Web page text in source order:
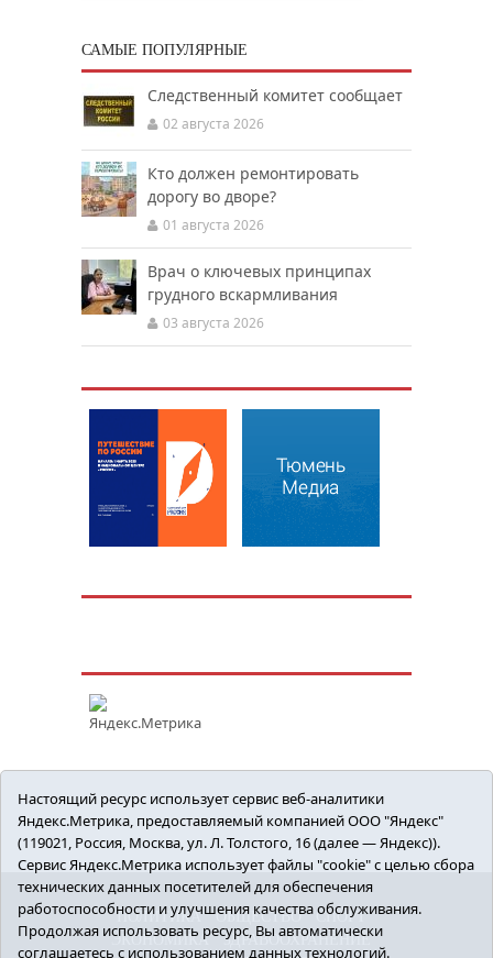
САМЫЕ ПОПУЛЯРНЫЕ
Следственный комитет сообщает
02 августа 2026
Кто должен ремонтировать
дорогу во дворе?
01 августа 2026
Врач о ключевых принципах
грудного вскармливания
03 августа 2026
ПОЛИТИКА ОБЩЕСТВО
СПОРТ
ЭКОНОМИКА
ЗДРАВООХРАНЕНИЕ
Настоящий ресурс использует сервис веб-аналитики
Яндекс.Метрика, предоставляемый компанией ООО "Яндекс"
(119021, Россия, Москва, ул. Л. Толстого, 16 (далее — Яндекс)).
Сервис Яндекс.Метрика использует файлы "cookie" с целью сбора
технических данных посетителей для обеспечения
работоспособности и улучшения качества обслуживания.
Продолжая использовать ресурс, Вы автоматически
соглашаетесь с использованием данных технологий.